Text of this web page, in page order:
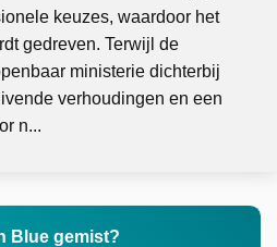
keuzes, waardoor het
gedreven. Terwijl de
ministerie dichterbij
verhoudingen en een
n...
Blue gemist?